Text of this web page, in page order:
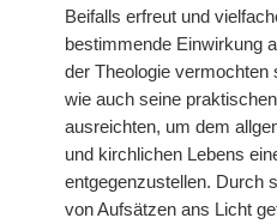
Beifalls erfreut und
bestimmende Einwirkung
der Theologie vermochten
wie auch seine
ausreichten, um dem
und kirchlichen Lebens
entgegenzustellen. Durch
von Aufsätzen ans Licht